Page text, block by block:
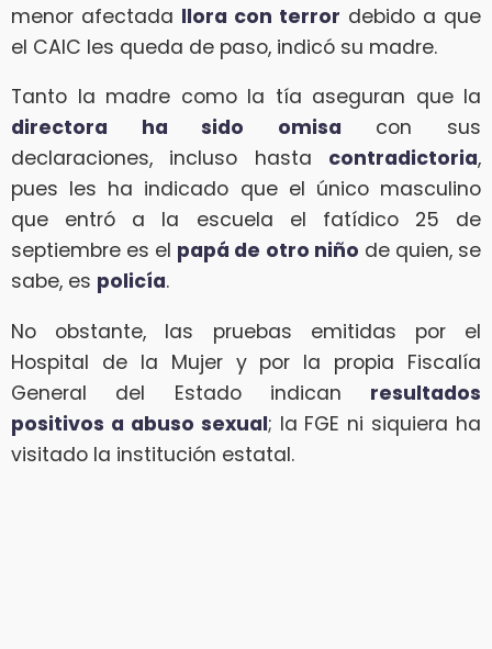
menor afectada llora con terror debido a que
el CAIC les queda de paso, indicó su madre.
Tanto la madre como la tía aseguran que la
directora ha sido omisa con sus
declaraciones, incluso hasta contradictoria,
pues les ha indicado que el único masculino
que entró a la escuela el fatídico 25 de
septiembre es el papá de otro niño de quien, se
sabe, es policía.
No obstante, las pruebas emitidas por el
Hospital de la Mujer y por la propia Fiscalía
General del Estado indican resultados
positivos a abuso sexual; la FGE ni siquiera ha
visitado la institución estatal.